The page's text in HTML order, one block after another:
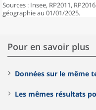
Sources : Insee, RP2011,
géographie au 01/01/2025.
Pour en savoir plus
Données sur le même
Les mêmes résultats